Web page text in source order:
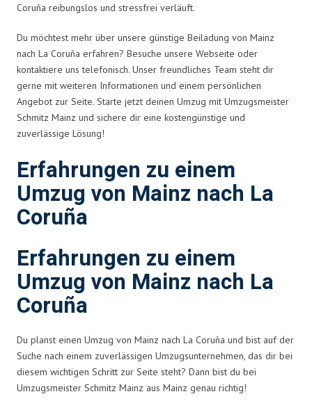
Coruña reibungslos und stressfrei verläuft.
Du möchtest mehr über unsere günstige Beiladung von Mainz
nach La Coruña erfahren? Besuche unsere Webseite oder
kontaktiere uns telefonisch. Unser freundliches Team steht dir
gerne mit weiteren Informationen und einem persönlichen
Angebot zur Seite. Starte jetzt deinen Umzug mit Umzugsmeister
Schmitz Mainz und sichere dir eine kostengünstige und
zuverlässige Lösung!
Erfahrungen zu einem
Umzug von Mainz nach La
Coruña
Erfahrungen zu einem
Umzug von Mainz nach La
Coruña
Du planst einen Umzug von Mainz nach La Coruña und bist auf der
Suche nach einem zuverlässigen Umzugsunternehmen, das dir bei
diesem wichtigen Schritt zur Seite steht? Dann bist du bei
Umzugsmeister Schmitz Mainz aus Mainz genau richtig!